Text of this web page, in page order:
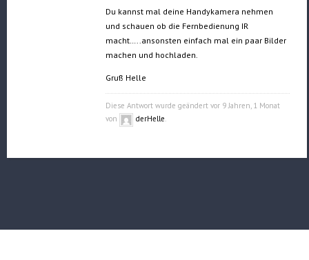
Du kannst mal deine Handykamera nehmen
und schauen ob die Fernbedienung IR
macht…..ansonsten einfach mal ein paar Bilder
machen und hochladen.
Gruß Helle
Diese Antwort wurde geändert vor 9 Jahren, 1 Monat
von
derHelle.